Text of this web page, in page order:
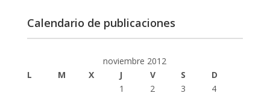
Calendario de publicaciones
noviembre 2012
L
M X J V S
D
1
2 3
4